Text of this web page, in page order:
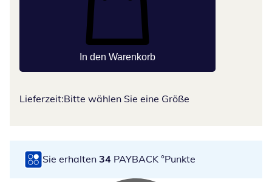
In den Warenkorb
Lieferzeit:Bitte wählen Sie eine Größe
Sie erhalten 34 PAYBACK °Punkte